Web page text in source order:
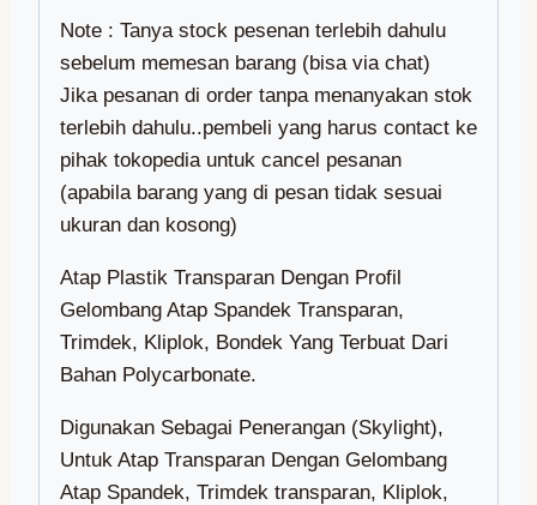
Note : Tanya stock pesenan terlebih dahulu
sebelum memesan barang (bisa via chat)
Jika pesanan di order tanpa menanyakan stok
terlebih dahulu..pembeli yang harus contact ke
pihak tokopedia untuk cancel pesanan
(apabila barang yang di pesan tidak sesuai
ukuran dan kosong)
Atap Plastik Transparan Dengan Profil
Gelombang Atap Spandek Transparan,
Trimdek, Kliplok, Bondek Yang Terbuat Dari
Bahan Polycarbonate.
Digunakan Sebagai Penerangan (Skylight),
Untuk Atap Transparan Dengan Gelombang
Atap Spandek, Trimdek transparan, Kliplok,